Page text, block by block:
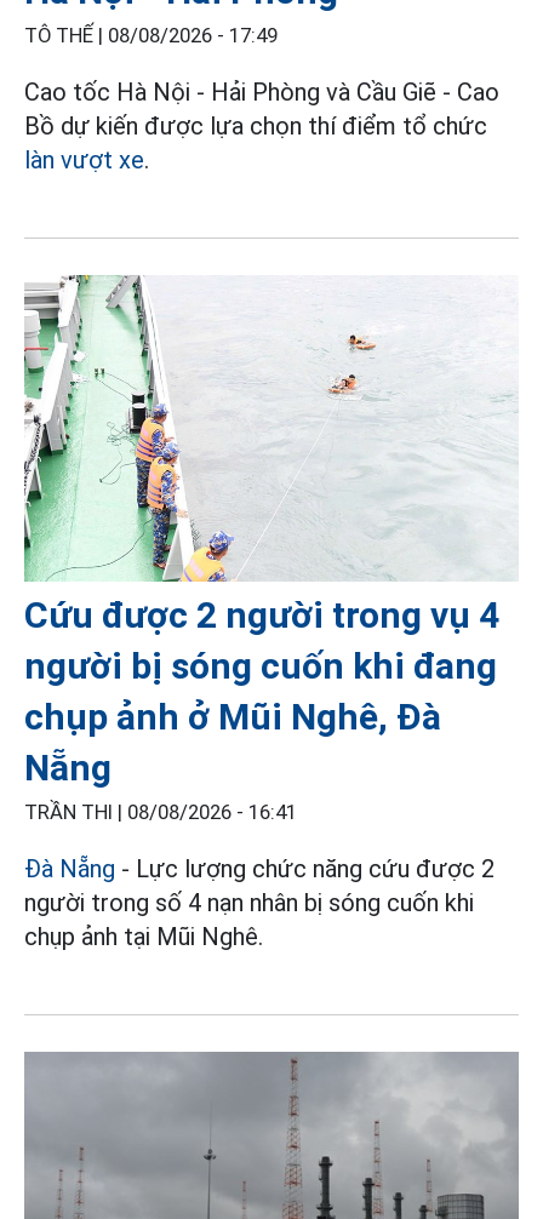
TÔ THẾ | 08/08/2026 - 17:49
Cao tốc Hà Nội - Hải Phòng và Cầu Giẽ - Cao
Bồ dự kiến được lựa chọn thí điểm tổ chức
làn vượt xe.
Cứu được 2 người trong vụ 4
người bị sóng cuốn khi đang
chụp ảnh ở Mũi Nghê, Đà
Nẵng
TRẦN THI | 08/08/2026 - 16:41
Đà Nẵng - Lực lượng chức năng cứu được 2
người trong số 4 nạn nhân bị sóng cuốn khi
chụp ảnh tại Mũi Nghê.